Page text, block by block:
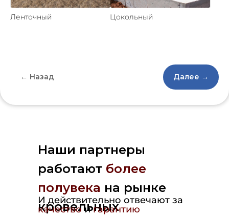
Ленточный Цокольный
← Назад Далее →
Наши партнеры
работают более
полувека на рынке
кровельных
И действительно отвечают за
качествоигарантию